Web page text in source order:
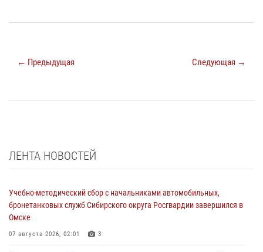
← Предыдущая Следующая →
ЛЕНТА НОВОСТЕЙ
Учебно-методический сбор с начальниками автомобильных,
бронетанковых служб Сибирского округа Росгвардии завершился в
Омске
07 августа 2026, 02:01 3